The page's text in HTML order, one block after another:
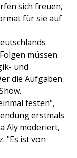
sich freuen,
für sie auf
müssen
und
die Aufgaben
testen",
erstmals
Aly moderiert,
"Es ist von